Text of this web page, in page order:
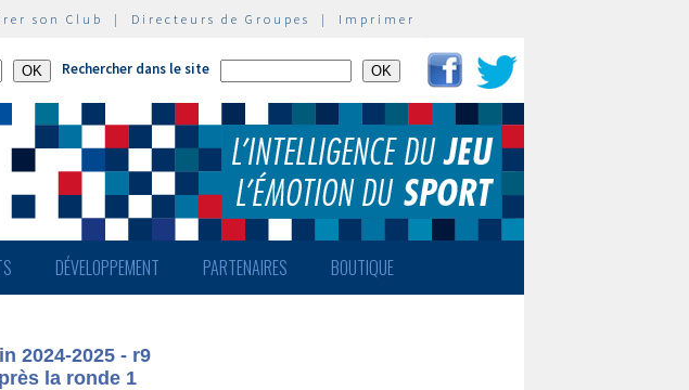
son Club | Directeurs de Groupes | Imprimer
Rechercher dans le site
DÉVELOPPEMENT PARTENAIRES BOUTIQUE
2024-2025 - r9
la ronde 1